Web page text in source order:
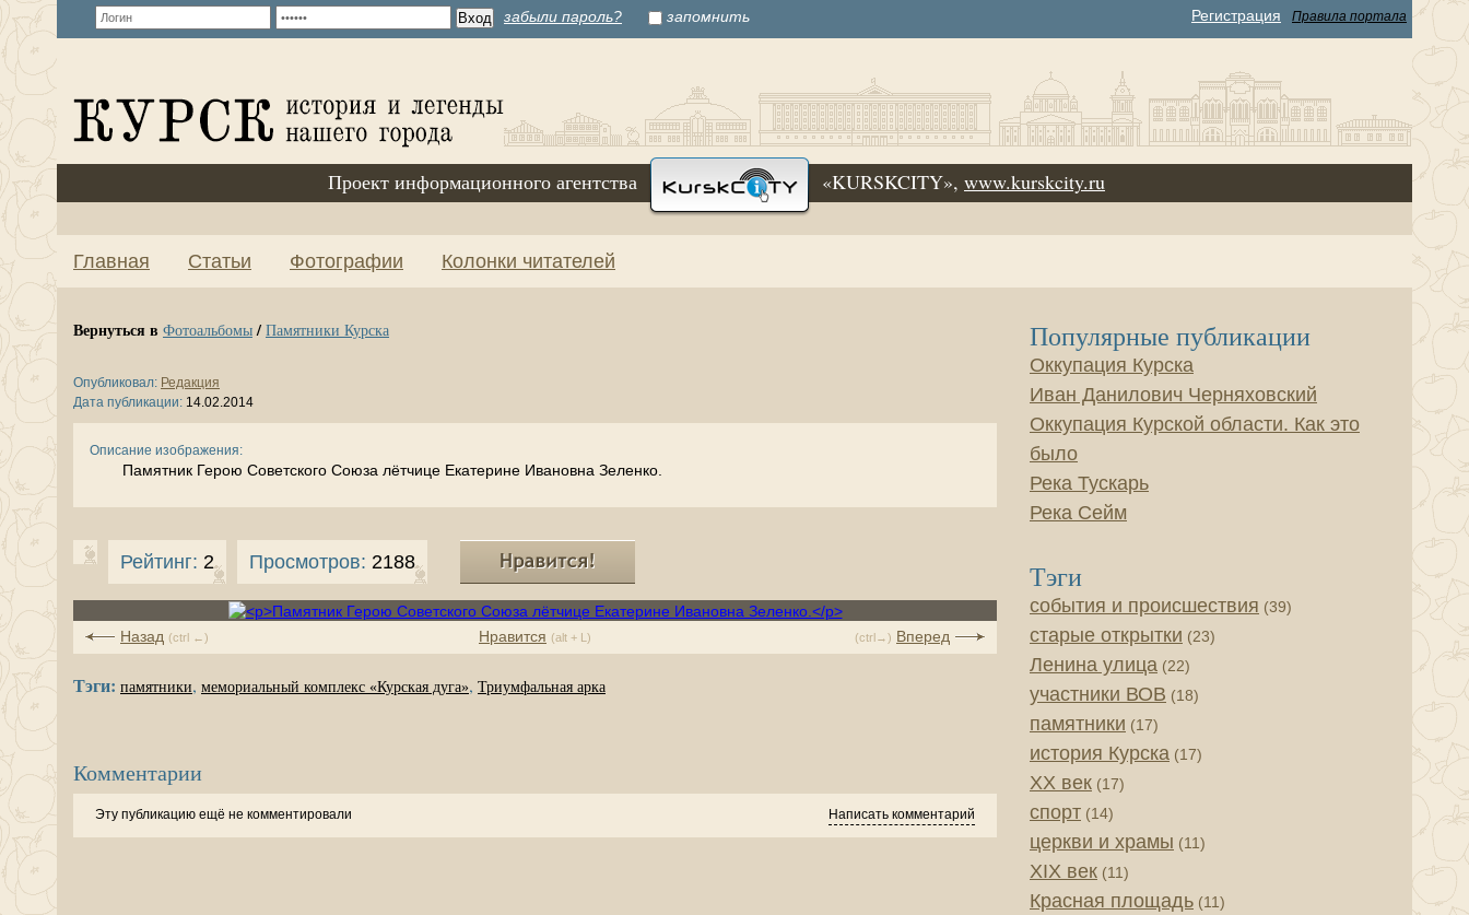
забыли пароль? запомнить Регистрация Правила портала
Проект информационного агентства «KURSKCITY», www.kurskcity.ru
Главная Статьи Фотографии Колонки читателей
Вернуться в Фотоальбомы/ Памятники Курска
Опубликовал: Редакция
Дата публикации: 14.02.2014
Описание изображения:
Памятник Герою Советского Союза лётчице Екатерине Ивановна Зеленко.
Рейтинг: 2 Просмотров: 2188
Нравится (alt + L)
Назад (ctrl ←) (ctrl→) Вперед
Тэги: памятники, мемориальный комплекс «Курская дуга», Триумфальная арка
Комментарии
Эту публикацию ещё не комментировали Написать комментарий
Популярные публикации
Оккупация Курска
Иван Данилович Черняховский
Оккупация Курской области. Как это
было
Река Тускарь
Река Сейм
Тэги
события и происшествия (39)
старые открытки (23)
Ленина улица (22)
участники ВОВ (18)
памятники (17)
история Курска (17)
XX век (17)
спорт (14)
церкви и храмы (11)
XIX век (11)
Красная площадь (11)